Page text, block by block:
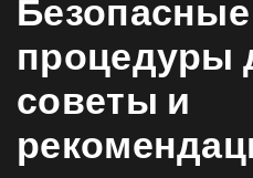
Безопасные
процедуры
советы и